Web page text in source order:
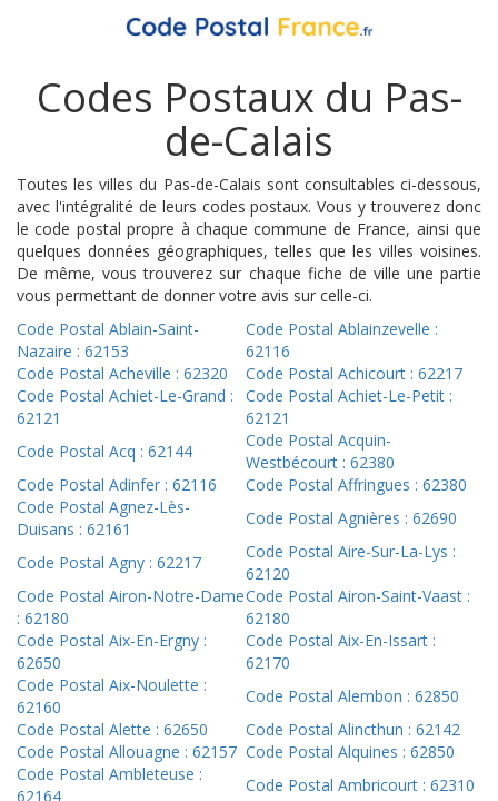
Codes Postaux du Pas-
de-Calais
Toutes les villes du Pas-de-Calais sont consultables ci-dessous,
avec l'intégralité de leurs codes postaux. Vous y trouverez donc
le code postal propre à chaque commune de France, ainsi que
quelques données géographiques, telles que les villes voisines.
De même, vous trouverez sur chaque fiche de ville une partie
vous permettant de donner votre avis sur celle-ci.
Code Postal Ablain-Saint-
Nazaire : 62153
Code Postal Ablainzevelle :
62116
Code Postal Acheville : 62320
Code Postal Achicourt : 62217
Code Postal Achiet-Le-Grand :
62121
Code Postal Achiet-Le-Petit :
62121
Code Postal Acq : 62144
Code Postal Acquin-
Westbécourt : 62380
Code Postal Adinfer : 62116
Code Postal Affringues : 62380
Code Postal Agnez-Lès-
Duisans : 62161
Code Postal Agnières : 62690
Code Postal Agny : 62217
Code Postal Aire-Sur-La-Lys :
62120
Code Postal Airon-Notre-Dame
: 62180
Code Postal Airon-Saint-Vaast :
62180
Code Postal Aix-En-Ergny :
62650
Code Postal Aix-En-Issart :
62170
Code Postal Aix-Noulette :
62160
Code Postal Alembon : 62850
Code Postal Alette : 62650
Code Postal Alincthun : 62142
Code Postal Allouagne : 62157 Code Postal Alquines : 62850
Code Postal Ambleteuse :
62164
Code Postal Ambricourt : 62310